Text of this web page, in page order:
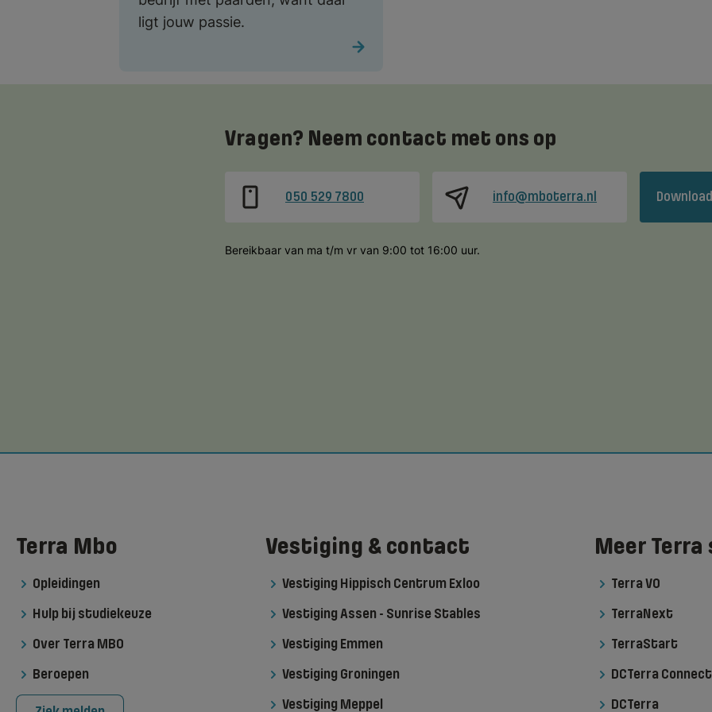
ligt jouw passie.
Vragen? Neem contact met ons op
050 529 7800 info@mboterra.nl
Bereikbaar van ma t/m vr van 9:00 tot 16:00 uur.
Terra Mbo
Opleidingen
Hulp bij studiekeuze
Over Terra MBO
Beroepen
Vestiging & contact
Vestiging Hippisch Centrum Exloo
Vestiging Assen - Sunrise Stables
Vestiging Emmen
Vestiging Groningen
Vestiging Meppel
Meer
Terra VO
TerraNext
TerraStart
DCTerra Connect
DCTerra